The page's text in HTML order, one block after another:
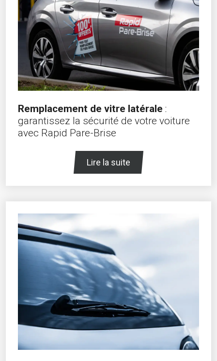
Remplacement de vitre latérale :
garantissez la sécurité de votre voiture
avec Rapid Pare-Brise
Lire la suite